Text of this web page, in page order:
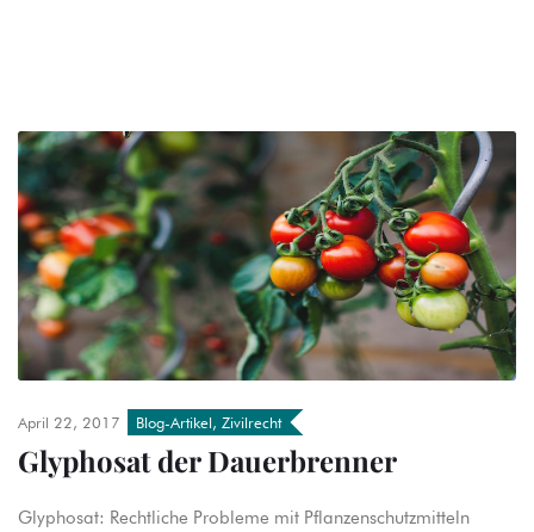
April 22, 2017 Blog-Artikel, Zivilrecht
Glyphosat der Dauerbrenner
Glyphosat: Rechtliche Probleme mit Pflanzenschutzmitteln